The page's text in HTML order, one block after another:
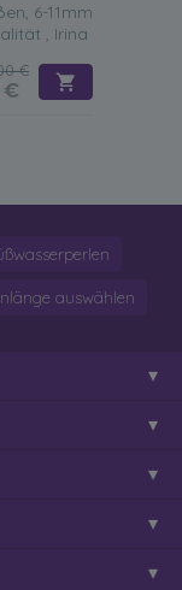
6-11mm
, Irina
€
€
auswählen